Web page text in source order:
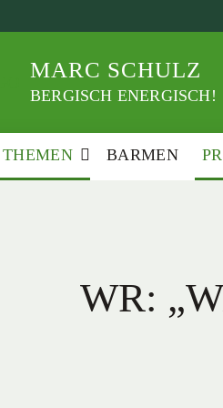
MARC SCHULZ
BERGISCH ENERGISCH!
THEMEN BARMEN
WR: